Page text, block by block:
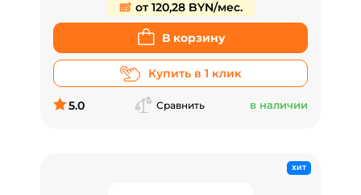
от 120,28 BYN/мес.
В корзину
Купить в 1 клик
5.0 Сравнить в наличии
ХИТ